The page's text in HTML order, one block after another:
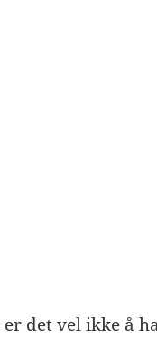
det vel ikke å